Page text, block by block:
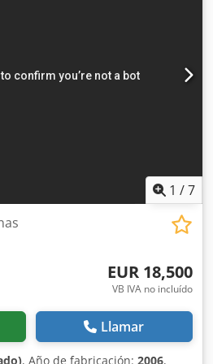
1 /7
EUR 18,500
VB IVA no incluído
Llamar
, Año de fabricación: 2006,